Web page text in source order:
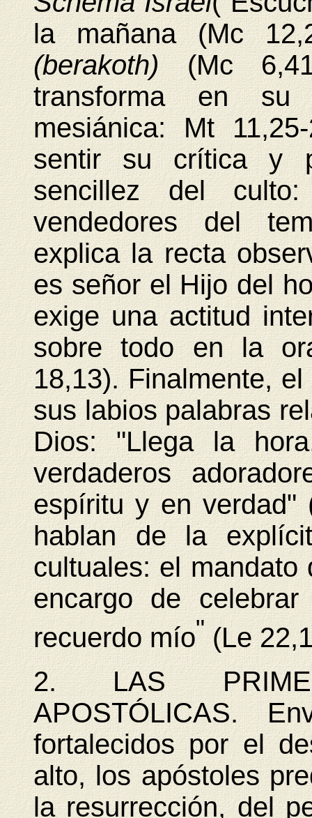
la mañana (Mc
(berakoth)(Mc
transforma en su
mesiánica: Mt
sentir su crítica y
sencillez del
vendedores del
explica la recta
es señor el Hijo del
exige una actitud
sobre todo en la
18,13). Finalmente,
sus labios palabras
Dios: "Llega la
verdaderos
espíritu y en verdad"
hablan de la
cultuales: el
encargo de
recuerdo mío"(Le
2. LAS
APOSTÓLICAS.
fortalecidos por el
alto, los apóstoles
la resurrección, del